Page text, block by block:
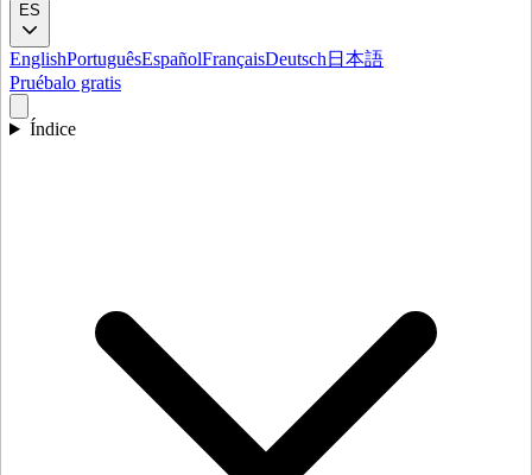
ES
EnglishPortuguêsEspañolFrançaisDeutsch 日本語
Pruébalo gratis
Índice